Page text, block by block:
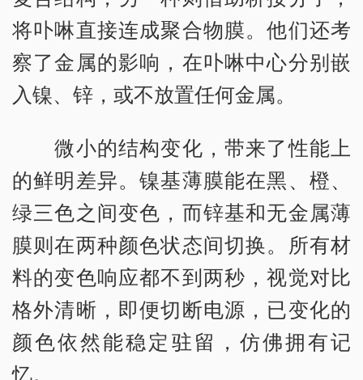
将卟啉直接连成聚合物膜。他们还考
察了金属的影响，在卟啉中心分别嵌
入镍、锌，或不放置任何金属。
微小的结构变化，带来了性能上
的鲜明差异。镍基薄膜能在黑、橙、
绿三色之间变色，而锌基和无金属薄
膜则在两种颜色状态间切换。所有材
料的变色响应都不到两秒，视觉对比
格外清晰，即便切断电源，已变化的
颜色依然能稳定驻留，仿佛拥有记
忆。